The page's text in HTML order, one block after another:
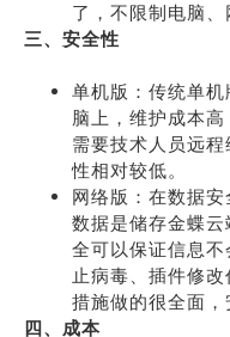
了，不限制电脑、
三、安全性
单机版：传统单
脑上，维护成本
需要技术人员远
性相对较低。
网络版：在数据
数据是储存金蝶
全可以保证信息
止病毒、插件修
措施做的很全面，
四、成本